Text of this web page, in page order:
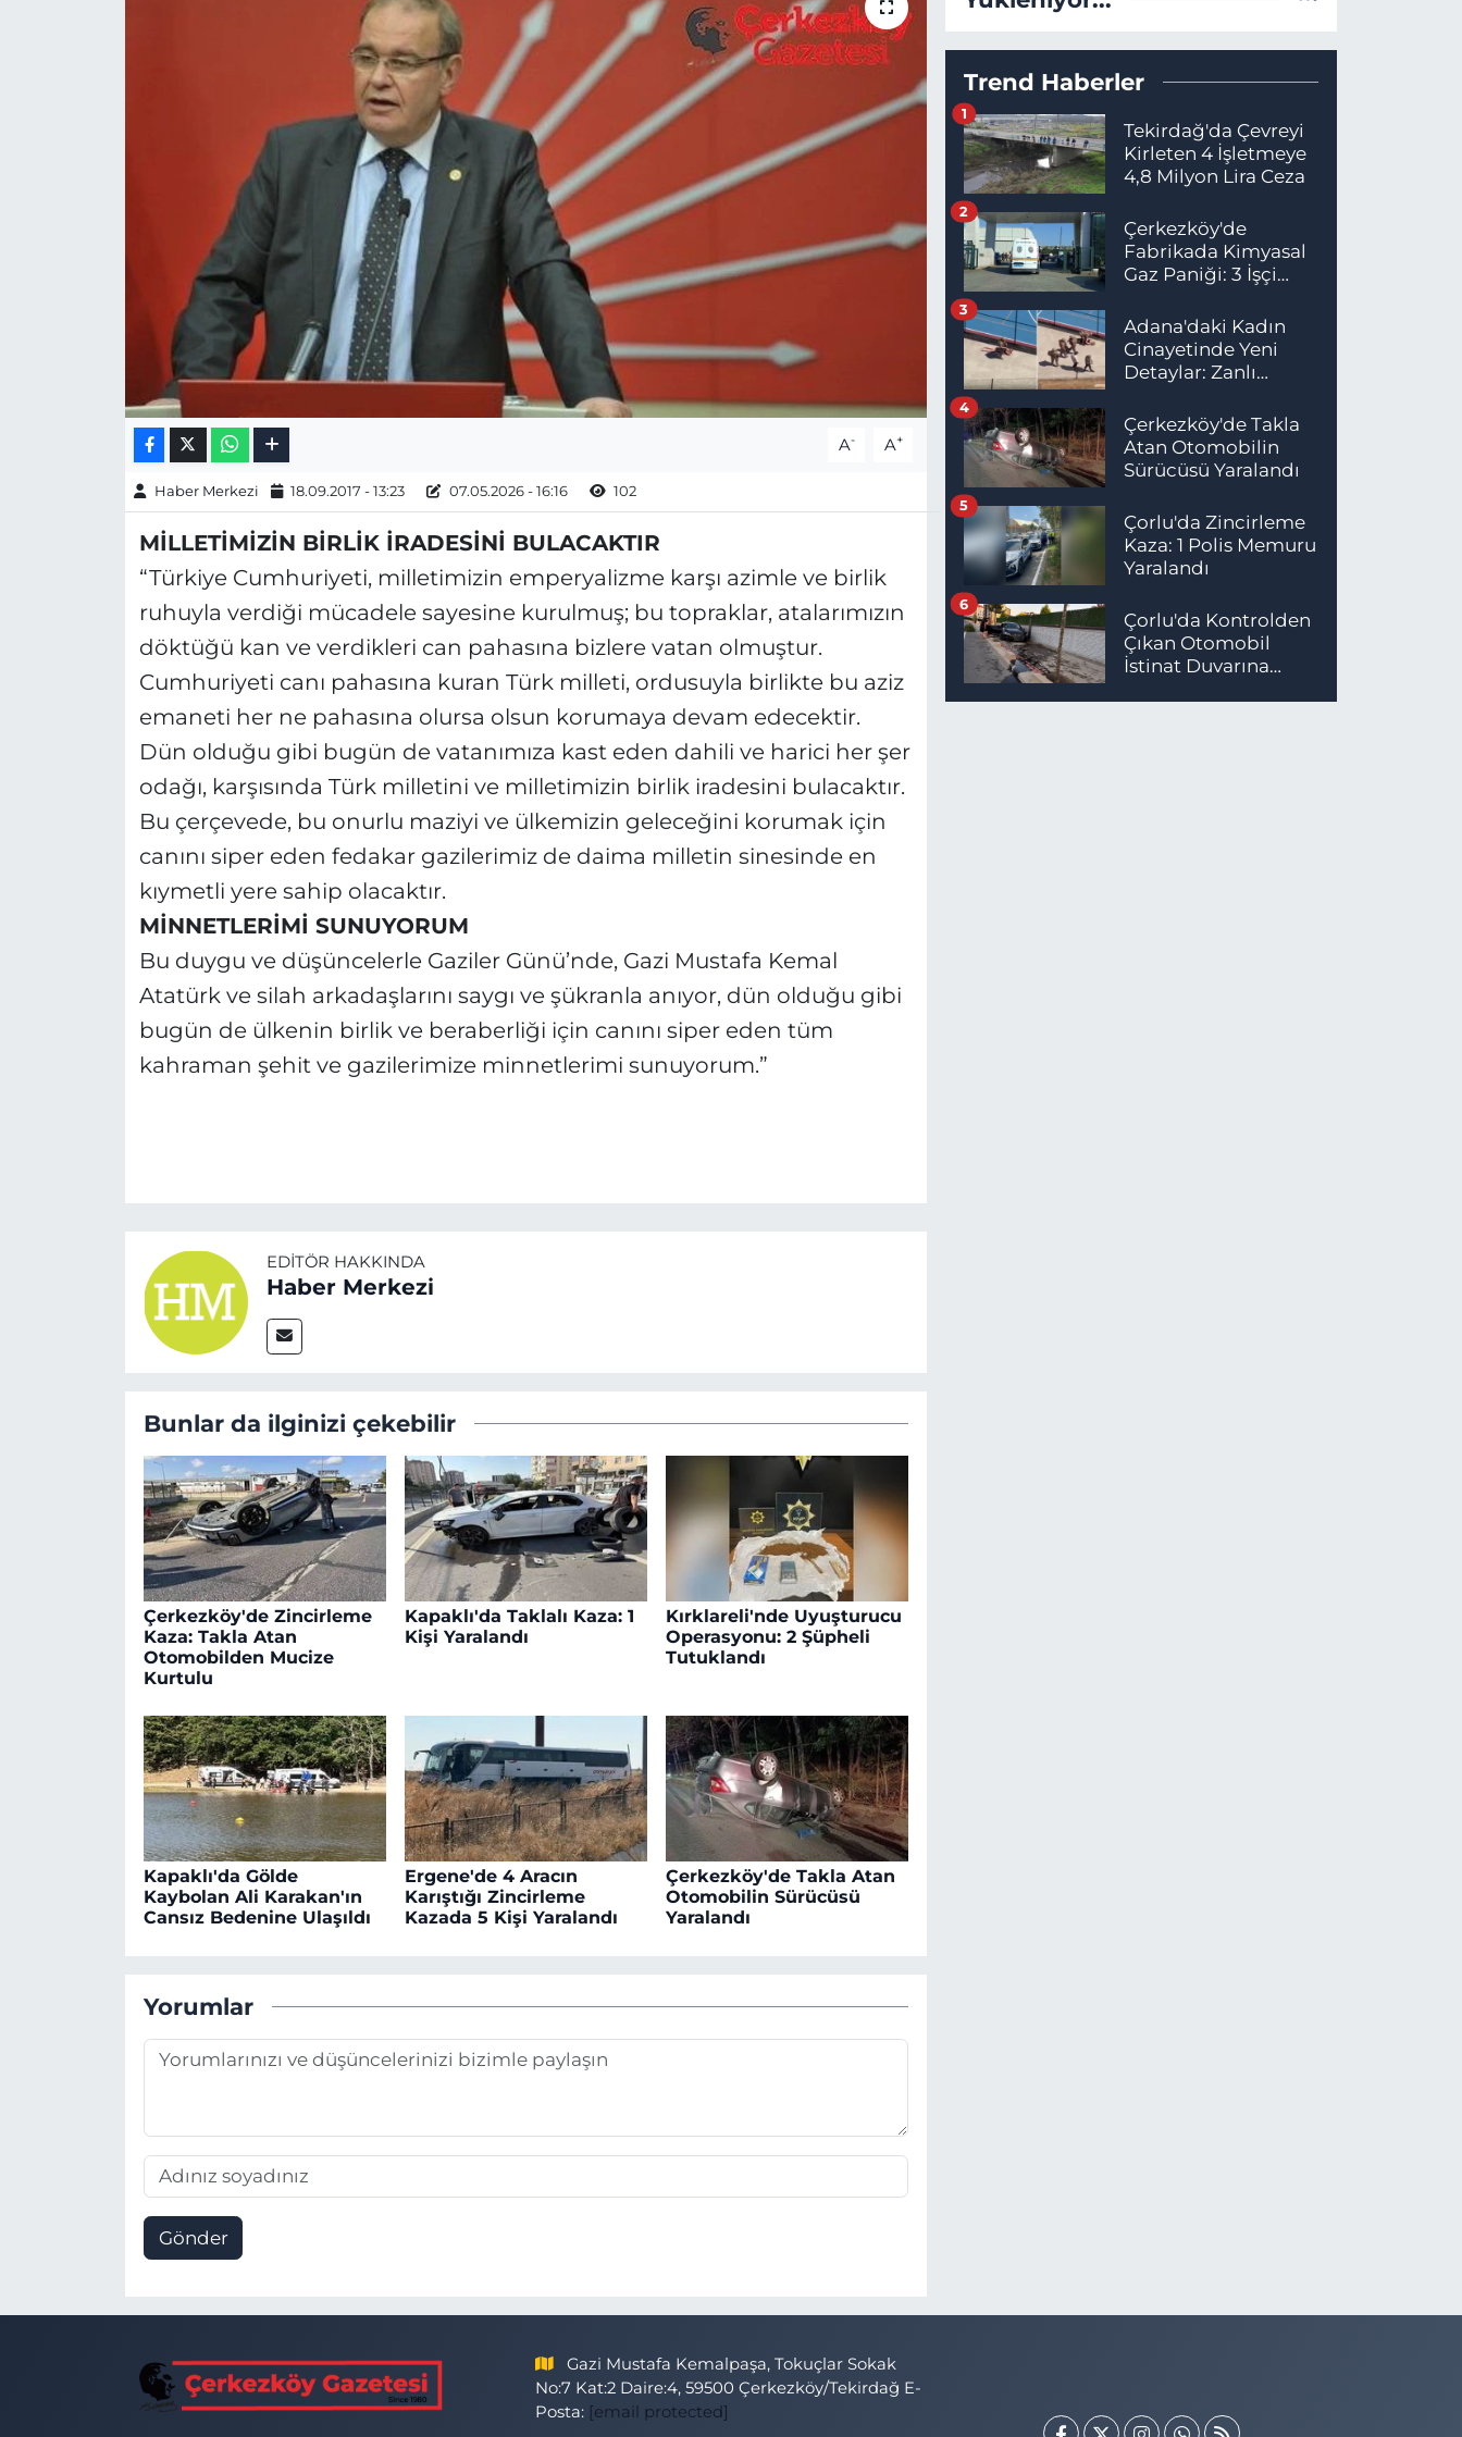
A- A+
Haber Merkezi 18.09.2017 - 13:23 07.05.2026 - 16:16 102
MİLLETİMİZİN BİRLİK İRADESİNİ BULACAKTIR
“Türkiye Cumhuriyeti, milletimizin emperyalizme karşı azimle ve birlik
ruhuyla verdiği mücadele sayesine kurulmuş; bu topraklar, atalarımızın
döktüğü kan ve verdikleri can pahasına bizlere vatan olmuştur.
Cumhuriyeti canı pahasına kuran Türk milleti, ordusuyla birlikte bu aziz
emaneti her ne pahasına olursa olsun korumaya devam edecektir.
Dün olduğu gibi bugün de vatanımıza kast eden dahili ve harici her şer
odağı, karşısında Türk milletini ve milletimizin birlik iradesini bulacaktır.
Bu çerçevede, bu onurlu maziyi ve ülkemizin geleceğini korumak için
canını siper eden fedakar gazilerimiz de daima milletin sinesinde en
kıymetli yere sahip olacaktır.
MİNNETLERİMİ SUNUYORUM
Bu duygu ve düşüncelerle Gaziler Günü’nde, Gazi Mustafa Kemal
Atatürk ve silah arkadaşlarını saygı ve şükranla anıyor, dün olduğu gibi
bugün de ülkenin birlik ve beraberliği için canını siper eden tüm
kahraman şehit ve gazilerimize minnetlerimi sunuyorum.”
EDITÖR HAKKINDA
Haber Merkezi
Bunlar da ilginizi çekebilir
Çerkezköy'de Zincirleme
Kaza: Takla Atan
Otomobilden Mucize
Kurtulu
Kapaklı'da Taklalı Kaza: 1
Kişi Yaralandı
Kırklareli'nde Uyuşturucu
Operasyonu: 2 Şüpheli
Tutuklandı
Kapaklı'da Gölde
Kaybolan Ali Karakan'ın
Cansız Bedenine Ulaşıldı
Ergene'de 4 Aracın
Karıştığı Zincirleme
Kazada 5 Kişi Yaralandı
Çerkezköy'de Takla Atan
Otomobilin Sürücüsü
Yaralandı
Yorumlar
Gönder
Trend Haberler
Tekirdağ'da Çevreyi
Kirleten 4 İşletmeye
4,8 Milyon Lira Ceza
1
Çerkezköy'de
Fabrikada Kimyasal
Gaz Paniği: 3 İşçi
2
Adana'daki Kadın
Cinayetinde Yeni
Detaylar: Zanlı
Yakalandı
3
Çerkezköy'de Takla
Atan Otomobilin
Sürücüsü Yaralandı
4
Çorlu'da Zincirleme
Kaza: 1 Polis Memuru
Yaralandı
5
Çorlu'da Kontrolden
Çıkan Otomobil
İstinat Duvarına
6
Gazi Mustafa Kemalpaşa, Tokuçlar Sokak
No:7 Kat:2 Daire:4, 59500 Çerkezköy/Tekirdağ E-
Posta: [email protected]
Topluluk Kuralları